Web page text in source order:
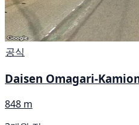
공식
Daisen Omagari-
848 m